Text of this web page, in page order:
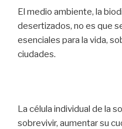
El medio ambiente, la
desertizados, no es que
esenciales para la vida,
ciudades.
La célula individual de la
sobrevivir, aumentar su